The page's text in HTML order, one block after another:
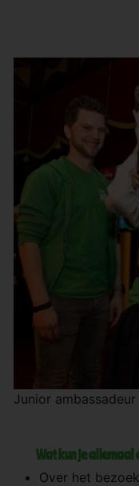
Wat kun je allemaal
Over het
Junior